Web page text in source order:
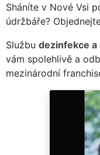
Sháníte v Nové Vsi
údržbáře?
Službu dezinfekce a
vám spolehlivě a
mezinárodní